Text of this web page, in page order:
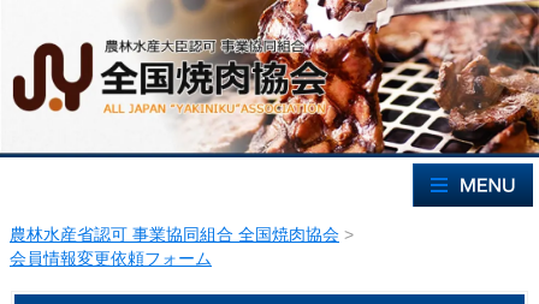
農林水産省認可 事業協同組合 全国焼肉協会 >
会員情報変更依頼フォーム